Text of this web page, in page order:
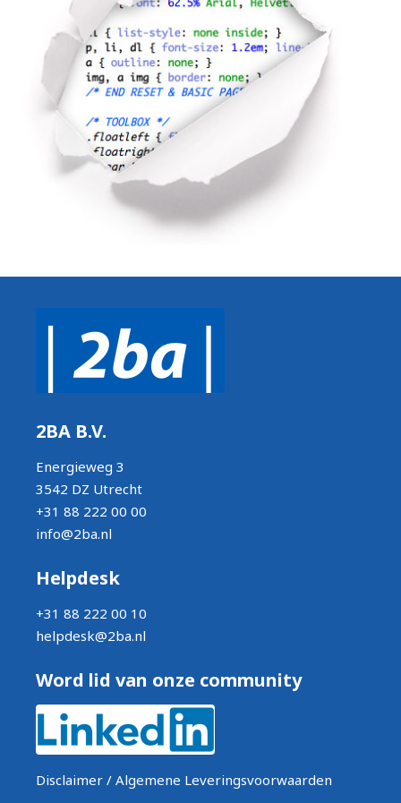
2BA B.V.
Energieweg 3
3542 DZ Utrecht
+31 88 222 00 00
info@2ba.nl
Helpdesk
+31 88 222 00 10
helpdesk@2ba.nl
Word lid van onze community
Disclaimer / Algemene Leveringsvoorwaarden